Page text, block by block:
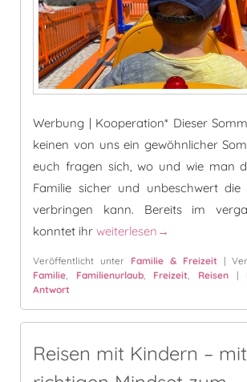
Werbung | Kooperation* Dieser
keinen von uns ein gewöhnlicher
euch fragen sich, wo und wie man
Familie sicher und unbeschwert die
verbringen kann. Bereits im
konntet ihrKakerlakak! – Und der
weiterlesen →
Veröffentlicht unter Familie & Freizeit |
Familie
Familienurlaub, Freizeit Reisen |
Antwort
Reisen mit Kindern –